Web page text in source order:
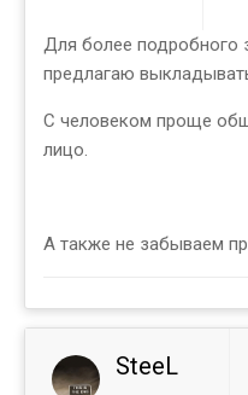
Для более подробного
предлагаю
С человеком проще
лицо.
А также не забываем
SteeL